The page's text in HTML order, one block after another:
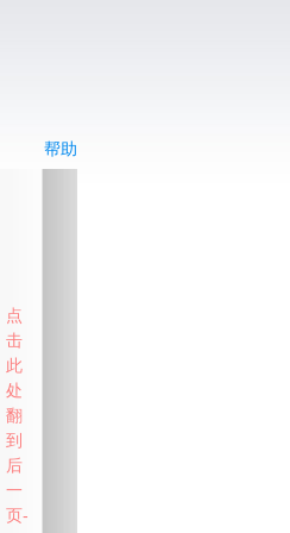
帮助
点
击
此
处
翻
到
后
一
页-